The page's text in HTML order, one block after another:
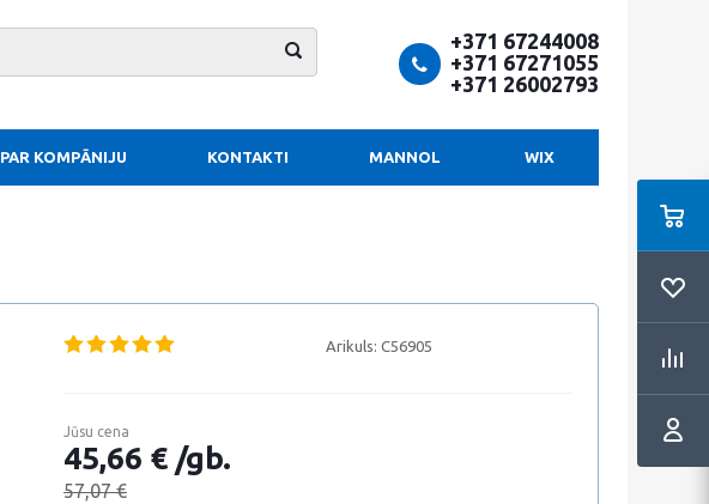
+371 67244008
+371 67271055
+371 26002793
PAR KOMPĀNIJU KONTAKTI MANNOL WIX
Arikuls: C56905
Jūsu cena
45,66 € /gb.
57,07 €